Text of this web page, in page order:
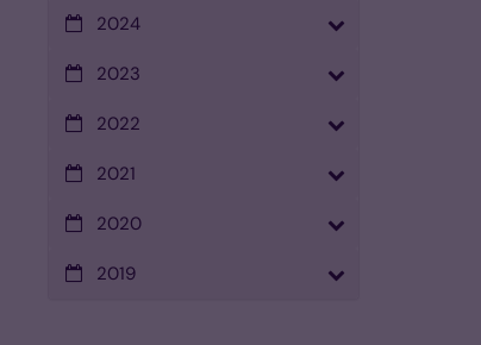
2024
2023
2022
2021
2020
2019